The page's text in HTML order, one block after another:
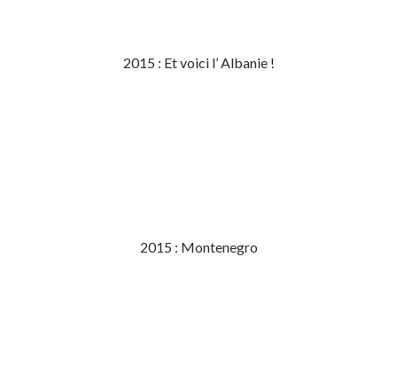
2015 : Et voici l’ Albanie !
2015 : Montenegro